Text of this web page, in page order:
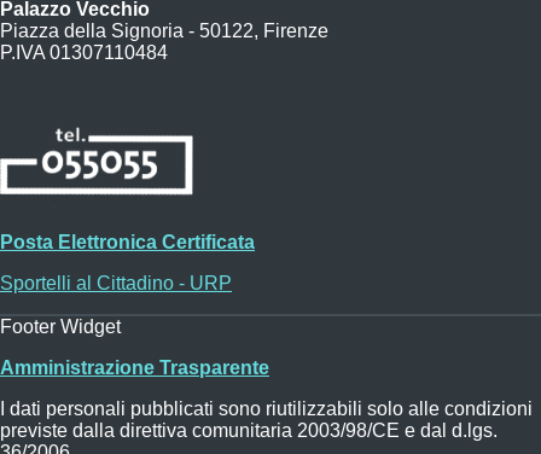
Palazzo Vecchio
Piazza della Signoria - 50122, Firenze
P.IVA 01307110484
Posta Elettronica Certificata
Sportelli al Cittadino - URP
Footer Widget
Amministrazione Trasparente
I dati personali pubblicati sono riutilizzabili solo alle condizioni
previste dalla direttiva comunitaria 2003/98/CE e dal d.lgs.